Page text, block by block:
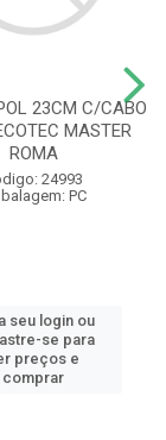
23CM C/CABO
MASTER
ROMA
24993
PC
seu login ou
se para
preços e
comprar